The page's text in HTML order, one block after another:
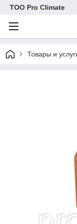
ТОО Pro Climate
Товары и